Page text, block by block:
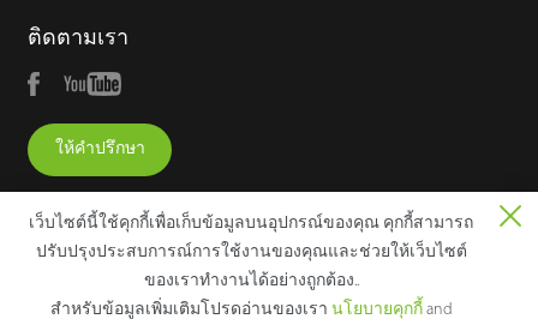
ติดตามเรา
ให้คำปรึกษา
Copyright © 2025 ZKTECO CO., LTD. All rights reserved.
เว็บไซต์นี้ใช้คุกกี้เพื่อเก็บข้อมูลบนอุปกรณ์ของคุณ คุกกี้สามารถ
ปรับปรุงประสบการณ์การใช้งานของคุณและช่วยให้เว็บไซต์
ของเราทํางานได้อย่างถูกต้อง..
สําหรับข้อมูลเพิ่มเติมโปรดอ่านของเรา นโยบายคุกกี้and